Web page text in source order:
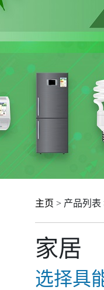
主页 > 产品列表
家居
选择具